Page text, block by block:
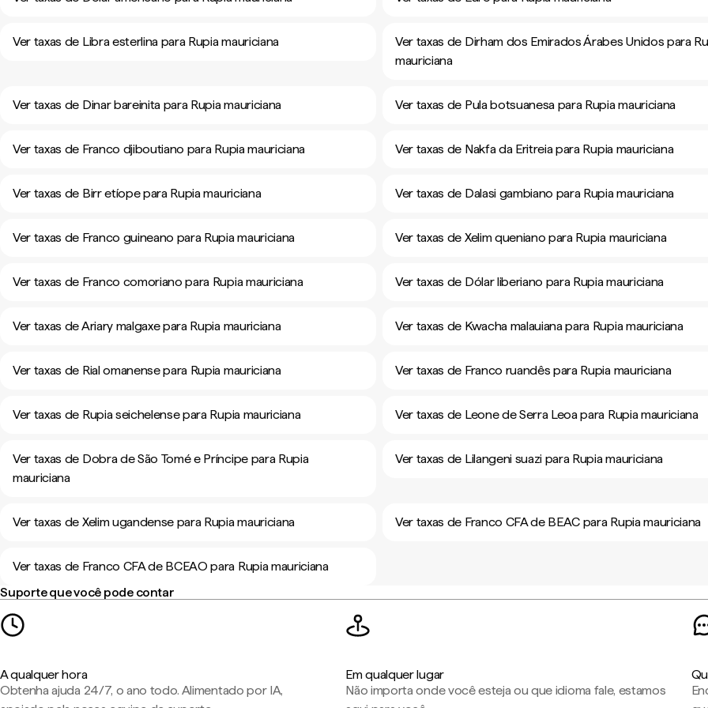
Ver taxas de Libra esterlina para Rupia mauriciana
Ver taxas de Dirham dos Emirados Árabes Unidos para
mauriciana
Ver taxas de Dinar bareinita para Rupia mauriciana Ver taxas de Pula botsuanesa para Rupia mauriciana
Ver taxas de Franco djiboutiano para Rupia mauriciana Ver taxas de Nakfa da Eritreia para Rupia mauriciana
Ver taxas de Birr etíope para Rupia mauriciana Ver taxas de Dalasi gambiano para Rupia mauriciana
Ver taxas de Franco guineano para Rupia mauriciana Ver taxas de Xelim queniano para Rupia mauriciana
Ver taxas de Franco comoriano para Rupia mauriciana Ver taxas de Dólar liberiano para Rupia mauriciana
Ver taxas de Ariary malgaxe para Rupia mauriciana Ver taxas de Kwacha malauiana para Rupia mauriciana
Ver taxas de Rial omanense para Rupia mauriciana Ver taxas de Franco ruandês para Rupia mauriciana
Ver taxas de Rupia seichelense para Rupia mauriciana Ver taxas de Leone de Serra Leoa para Rupia mauriciana
Ver taxas de Dobra de São Tomé e Príncipe para Rupia
mauriciana
Ver taxas de Lilangeni suazi para Rupia mauriciana
Ver taxas de Xelim ugandense para Rupia mauriciana Ver taxas de Franco CFA de BEAC para Rupia mauriciana
Ver taxas de Franco CFA de BCEAO para Rupia mauriciana
Suporte que você pode contar
A qualquer hora
Obtenha ajuda 24/7, o ano todo. Alimentado por IA,
Em qualquer lugar
Não importa onde você esteja ou que idioma fale, estamos